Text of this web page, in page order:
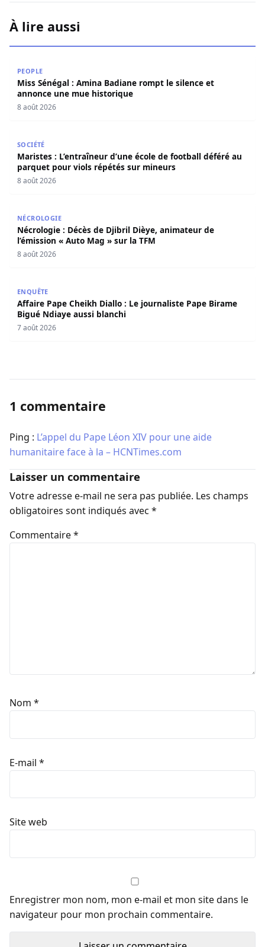
À lire aussi
PEOPLE
Miss Sénégal : Amina Badiane rompt le silence et
annonce une mue historique
8 août 2026
SOCIÉTÉ
Maristes : L’entraîneur d’une école de football déféré au
parquet pour viols répétés sur mineurs
8 août 2026
NÉCROLOGIE
Nécrologie : Décès de Djibril Dièye, animateur de
l’émission « Auto Mag » sur la TFM
8 août 2026
ENQUÊTE
Affaire Pape Cheikh Diallo : Le journaliste Pape Birame
Bigué Ndiaye aussi blanchi
7 août 2026
1 commentaire
Ping : L’appel du Pape Léon XIV pour une aide
humanitaire face à la – HCNTimes.com
Laisser un commentaire
Votre adresse e-mail ne sera pas publiée. Les champs
obligatoires sont indiqués avec *
Commentaire*
Nom *
E-mail *
Site web
Enregistrer mon nom, mon e-mail et mon site dans le
navigateur pour mon prochain commentaire.